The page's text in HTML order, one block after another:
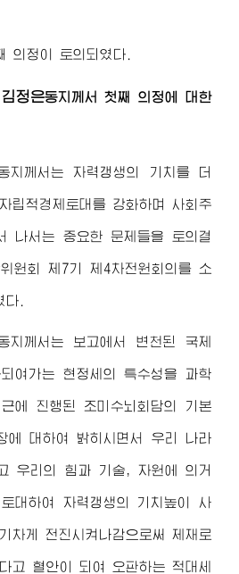
의정이 토의되였다.
김정은동지 께서 첫째 의정에 대한
지 께서는 자력갱생의 기치를 더
립적경제토대를 강화하며 사회주
나서는 중요한 문제들을 토의결
원회 제7기 제4차전원회의를 소
.
지 께서는 보고에서 변천된 국제
여가는 현정세의 특수성을 과학
에 진행된 조미수뇌회담의 기본
에 대하여 밝히시면서 우리 나라
우리의 힘과 기술, 자원에 의거
대하여 자력갱생의 기치높이 사
차게 전진시켜나감으로써 제재로
고 혈안이 되여 오판하는 적대세